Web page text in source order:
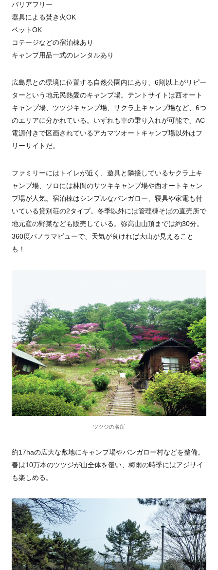
バリアフリー
器具による焚き火OK
ペットOK
コテージなどの宿泊棟あり
キャンプ用品一式のレンタルあり
広島県との県境に位置する自然公園内にあり、6割以上がリピー
ターという地元民熱愛のキャンプ場。テントサイトは西オート
キャンプ場、ツツジキャンプ場、サクラ上キャンプ場など、6つ
のエリアに分かれている。いずれも車の乗り入れが可能で、AC
電源付きで区画されているアカマツオートキャンプ場以外はフ
リーサイトだ。
ファミリーにはトイレが近く、遊具と隣接しているサクラ上キ
ャンプ場、ソロには林間のサツキキャンプ場や西オートキャン
プ場が人気。宿泊棟はシンプルなバンガロー、寝具や家電も付
いている貸別荘の2タイプ。冬季以外には管理棟そばの直売所で
地元産の野菜なども販売している。弥高山山頂までは約30分。
360度パノラマビューで、天気が良ければ大山が見えること
も！
ツツジの名所
約17haの広大な敷地にキャンプ場やバンガロー村などを整備。
春は10万本のツツジが山全体を覆い、梅雨の時季にはアジサイ
も楽しめる。